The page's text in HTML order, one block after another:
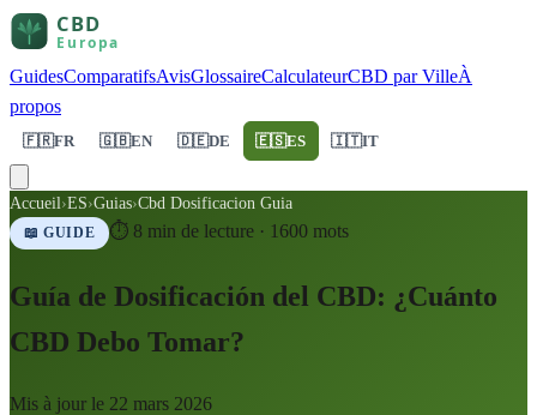
GuidesComparatifsAvisGlossaireCalculateurCBD par VilleÀ
propos
🇫🇷FR 🇬🇧EN 🇩🇪DE 🇪🇸ES 🇮🇹IT
Accueil›ES›Guias›Cbd Dosificacion Guia
📖 GUIDE ⏱ 8 min de lecture · 1600 mots
Guía de Dosificación del CBD: ¿Cuánto
CBD Debo Tomar?
Mis à jour le 22 mars 2026